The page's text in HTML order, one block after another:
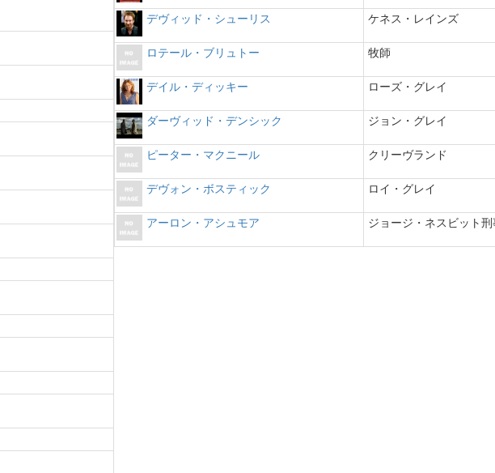
デヴィッド・シューリス ケネス・レインズ
ロテール・ブリュトー 牧師
デイル・ディッキー ローズ・グレイ
ダーヴィッド・デンシック ジョン・グレイ
ピーター・マクニール クリーヴランド
デヴォン・ボスティック ロイ・グレイ
アーロン・アシュモア ジョージ・ネスビット刑